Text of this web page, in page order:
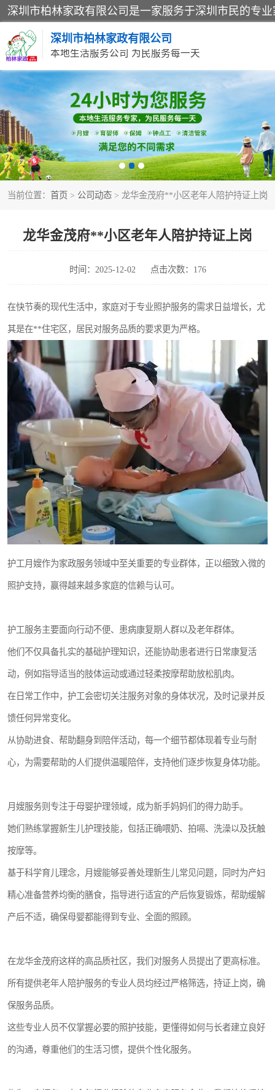
深圳市柏林家政有限公司
本地生活服务公司 为民服务每一天
当前位置： 首页 > 公司动态 > 龙华金茂府**小区老年人陪护持证上岗
龙华金茂府**小区老年人陪护持证上岗
时间：2025-12-02 点击次数：176
在快节奏的现代生活中，家庭对于专业照护服务的需求日益增长，尤
其是在**住宅区，居民对服务品质的要求更为严格。
护工月嫂作为家政服务领域中至关重要的专业群体，正以细致入微的
照护支持，赢得越来越多家庭的信赖与认可。
护工服务主要面向行动不便、患病康复期人群以及老年群体。
他们不仅具备扎实的基础护理知识，还能协助患者进行日常康复活
动，例如指导适当的肢体运动或通过轻柔按摩帮助放松肌肉。
在日常工作中，护工会密切关注服务对象的身体状况，及时记录并反
馈任何异常变化。
从协助进食、帮助翻身到陪伴活动，每一个细节都体现着专业与耐
心，为需要帮助的人们提供温暖陪伴，支持他们逐步恢复身体功能。
月嫂服务则专注于母婴护理领域，成为新手妈妈们的得力助手。
她们熟练掌握新生儿护理技能，包括正确喂奶、拍嗝、洗澡以及抚触
按摩等。
基于科学育儿理念，月嫂能够妥善处理新生儿常见问题，同时为产妇
精心准备营养均衡的膳食，指导进行适宜的产后恢复锻炼，帮助缓解
产后不适，确保母婴都能得到专业、全面的照顾。
在龙华金茂府这样的高品质社区，我们对服务人员提出了更高标准。
所有提供老年人陪护服务的专业人员均经过严格筛选，持证上岗，确
保服务品质。
这些专业人员不仅掌握必要的照护技能，更懂得如何与长者建立良好
的沟通，尊重他们的生活习惯，提供个性化服务。
家居保洁
家庭保姆